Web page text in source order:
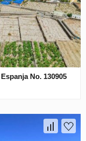
No. 130905